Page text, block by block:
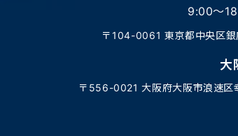
9:00〜
〒104-0061 東京都中央区
大
〒556-0021 大阪府大阪市浪速